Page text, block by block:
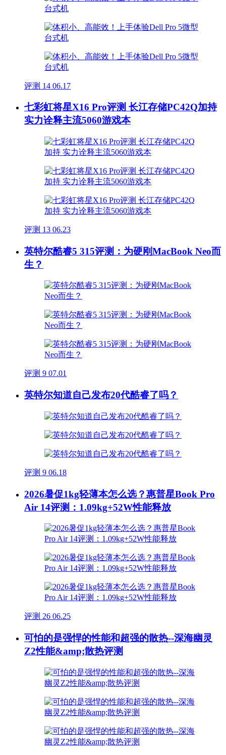
评测 14 06.17
七彩虹将星X16 Pro评测 长江存储PC42Q加持
实力诠释主流5060游戏本
评测 13 06.23
英特尔酷睿5 315评测：为硬刚MacBook Neo而
生？
评测 9 07.01
英特尔知道自己发布20代酷睿了吗？
评测 9 06.18
2026暑促1kg轻薄本怎么选？惠普星Book Pro
Air 14评测：1.09kg+52W性能释放
评测 26 06.25
可怕的是强悍的性能和超强的散热--深海幽灵
Z2性能&amp;散热评测